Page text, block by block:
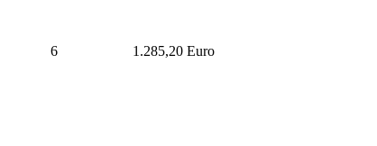
6 1.285,20 Euro